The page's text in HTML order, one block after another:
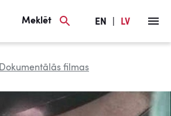
Meklēt EN LV
Dokumentālās filmas